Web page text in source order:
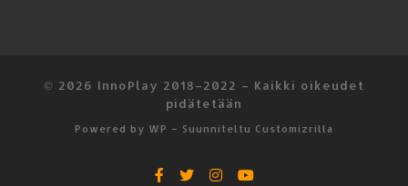
© 2026 InnoPlay 2018–2022 – Kaikki oikeudet
pidätetään
Powered by WP – Suunniteltu Customizrilla